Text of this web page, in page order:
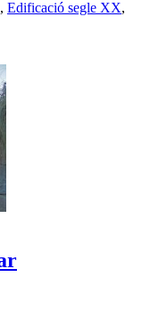
, Edificació segle XX,